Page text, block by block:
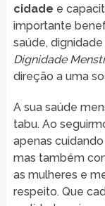
cidade e
importante
saúde,
Dignidade
direção a uma
A sua saúde
tabu. Ao
apenas
mas também
as mulheres e
respeito. Que